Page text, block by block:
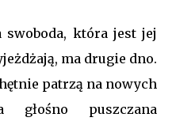
która jest jej
ma drugie dno.
patrzą na nowych
głośno puszczana